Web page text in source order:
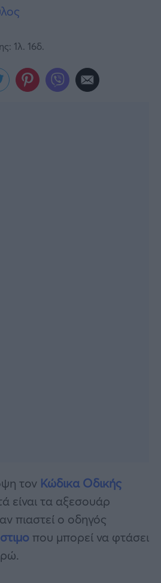
1λ. 16δ.
τον Κώδικα Οδικής
είναι τα αξεσουάρ
πιαστεί ο οδηγός
που μπορεί να φτάσει